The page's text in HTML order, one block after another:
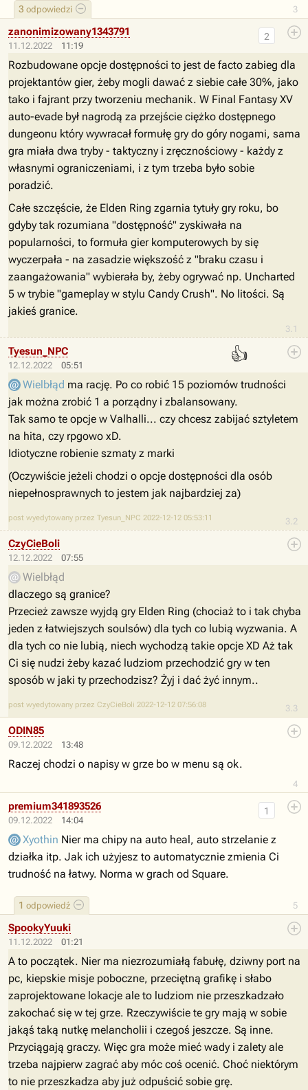
3
3 odpowiedzi
11.12.2022 11:19
3.1
2
zanonimizowany1343791
Rozbudowane opcje dostępności to jest de facto zabieg dla
projektantów gier, żeby mogli dawać z siebie całe 30%, jako
tako i fajrant przy tworzeniu mechanik. W Final Fantasy XV
auto-evade był nagrodą za przejście ciężko dostępnego
dungeonu który wywracał formułę gry do góry nogami, sama
gra miała dwa tryby - taktyczny i zręcznościowy - każdy z
własnymi ograniczeniami, i z tym trzeba było sobie
poradzić.
Całe szczęście, że Elden Ring zgarnia tytuły gry roku, bo
gdyby tak rozumiana "dostępność" zyskiwała na
popularności, to formuła gier komputerowych by się
wyczerpała - na zasadzie większość z "braku czasu i
zaangażowania" wybierała by, żeby ogrywać np. Uncharted
5 w trybie "gameplay w stylu Candy Crush". No litości. Są
jakieś granice.
12.12.2022 05:51
👍
3.2
Tyesun_NPC
Wielbłąd ma rację. Po co robić 15 poziomów trudności
jak można zrobić 1 a porządny i zbalansowany.
Tak samo te opcje w Valhalli... czy chcesz zabijać sztyletem
na hita, czy rpgowo xD.
Idiotyczne robienie szmaty z marki
(Oczywiście jeżeli chodzi o opcje dostępności dla osób
niepełnosprawnych to jestem jak najbardziej za)
post wyedytowany przez Tyesun_NPC 2022-12-12 05:53:11
12.12.2022 07:55
3.3
CzyCieBoli
Wielbłąd
dlaczego są granice?
Przecież zawsze wyjdą gry Elden Ring (chociaż to i tak chyba
jeden z łatwiejszych soulsów) dla tych co lubią wyzwania. A
dla tych co nie lubią, niech wychodzą takie opcje XD Aż tak
Ci się nudzi żeby kazać ludziom przechodzić gry w ten
sposób w jaki ty przechodzisz? Żyj i dać żyć innym..
post wyedytowany przez CzyCieBoli 2022-12-12 07:56:08
09.12.2022 13:48
4
ODIN85
Raczej chodzi o napisy w grze bo w menu są ok.
09.12.2022 14:04
5
1
1 odpowiedź
premium341893526
Xyothin Nier ma chipy na auto heal, auto strzelanie z
działka itp. Jak ich użyjesz to automatycznie zmienia Ci
trudność na łatwy. Norma w grach od Square.
11.12.2022 01:21
SpookyYuuki
A to początek. Nier ma niezrozumiałą fabułę, dziwny port na
pc, kiepskie misje poboczne, przeciętną grafikę i słabo
zaprojektowane lokacje ale to ludziom nie przeszkadzało
zakochać się w tej grze. Rzeczywiście te gry mają w sobie
jakąś taką nutkę melancholii i czegoś jeszcze. Są inne.
Przyciągają graczy. Więc gra może mieć wady i zalety ale
trzeba najpierw zagrać aby móc coś ocenić. Choć niektórym
to nie przeszkadza aby już odpuścić sobie grę.